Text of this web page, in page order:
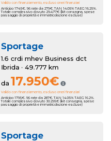
Valido con finanziamento, escluso oneri finanziari
Anticipo 1745€. 96 rate da 279€. TAN 14.05% TAEG 16.25%.
Totale complessivo dovuto 29.477€ (kit consegna, spese
passaggio di proprietà e immatricolazione escluse)
Sportage
1.6 crdi mhev Business dct
Ibrida · 49.777 km
da 17.950€
Valido con finanziamento, escluso oneri finanziari
Anticipo 1795€. 96 rate da 287€. TAN 14.05% TAEG 16.2%.
Totale complessivo dovuto 30.295€ (kit consegna, spese
passaggio di proprietà e immatricolazione escluse)
Sportage